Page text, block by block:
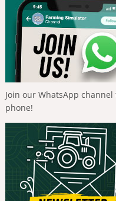
Join our WhatsApp
phone!